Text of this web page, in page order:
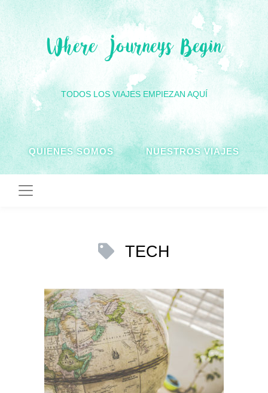
Where Journeys Begin
TODOS LOS VIAJES EMPIEZAN AQUÍ
QUIENES SOMOS NUESTROS VIAJES
TECH